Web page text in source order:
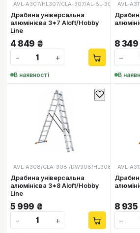
AVL-A307/HL307/CLA-307/AL-BL-307
Драбина універсальна
алюмінієва 3*7 Aloft/Hobby
Line
4 849 ₴
−
+
В наявності
AVL-
8 349
−
В
AVL-A308/CLA-308 /DW308/HL308
Драбина універсальна
алюмінієва 3*8 Aloft/Hobby
Line
5 999 ₴
−
+
AVL-
8 935
−